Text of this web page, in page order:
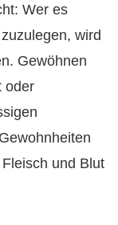
Wer es
zuzulegen, wird
Gewöhnen
oder
und Blut